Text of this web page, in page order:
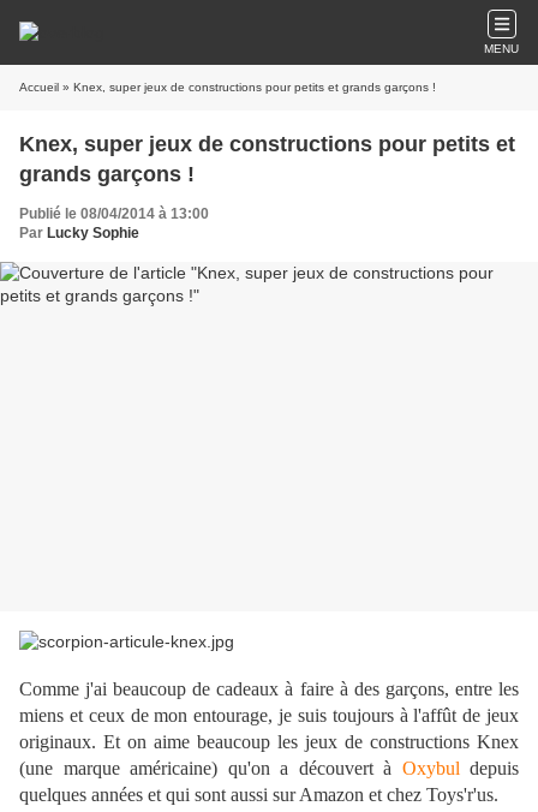
MENU
Accueil » Knex, super jeux de constructions pour petits et grands garçons !
Knex, super jeux de constructions pour petits et
grands garçons !
Publié le 08/04/2014 à 13:00
Par Lucky Sophie
Comme j'ai beaucoup de cadeaux à faire à des garçons, entre les
miens et ceux de mon entourage, je suis toujours à l'affût de jeux
originaux. Et on aime beaucoup les jeux de constructions Knex
(une marque américaine) qu'on a découvert à Oxybul depuis
quelques années et qui sont aussi sur Amazon et chez Toys'r'us.